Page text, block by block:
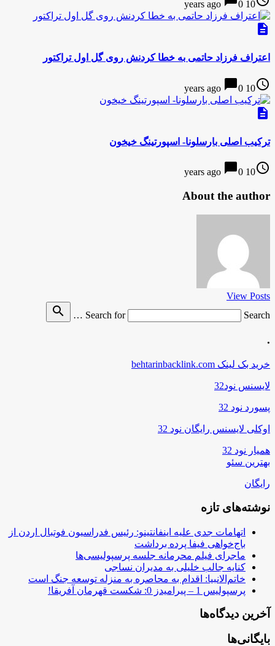
10 years ago
0
description
اعتراف فرزاد حاتمی به خطا کردنش روی گل اول تراکتور
access_time
10 years ago
chat_bubble0
description
ترکیب اصلی بارسلونا- اسپورتینگ خیخون
access_time
10 years ago
chat_bubble0
About the author
View Posts
Search for
Search …
search
.
خرید بک لینک behtarinbacklink.com
لایسنس نود32
پسورد نود 32
اوکلی لایسنس رایگان نود 32
همیار نود 32
بهترین سئو
رایگان
نوشته‌های تازه
اتهامات جدی علیه اینفانتینو: رئیس فدراسیون فوتبال اردن از
باج‌خواهی فیفا پرده برداشت
ماجرای فیلم محرمانه جلسه پرسپولیسی‌ها
کنایه جالب خلیلی به مدیران نساجی
خاتم‌الانبیا: اقدام به محاصره به منزله توسعه جنگ است
پرسپولیس 1 – پیرامیدز 0: شکست قهرمان آفریقا!
آخرین دیدگاه‌ها
بایگانی‌ها